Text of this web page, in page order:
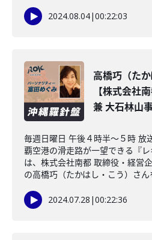
2024.08.04|00:22:03
高橋巧（た
【株式会社
兼 大石林山
毎週日曜日 午後４時半～５時 放
覇空港の滑走路が一望できる『
は、株式会社南都 取締役・経営
の高橋巧（たかはし・こう）さん
2024.07.28 |00:22:36